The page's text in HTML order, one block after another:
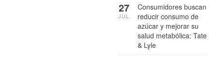
Consumidores buscan
reducir consumo de
azúcar y mejorar su
salud metabólica: Tate
& Lyle
27
JUL